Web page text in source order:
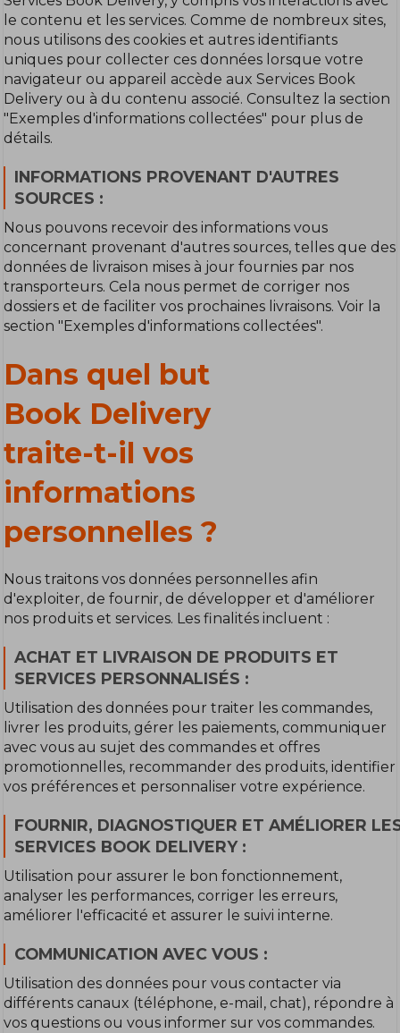
le contenu et les services. Comme de nombreux sites,
nous utilisons des cookies et autres identifiants
uniques pour collecter ces données lorsque votre
navigateur ou appareil accède aux Services Book
Delivery ou à du contenu associé. Consultez la section
"Exemples d'informations collectées" pour plus de
détails.
INFORMATIONS PROVENANT D'AUTRES
SOURCES :
Nous pouvons recevoir des informations vous
concernant provenant d'autres sources, telles que des
données de livraison mises à jour fournies par nos
transporteurs. Cela nous permet de corriger nos
dossiers et de faciliter vos prochaines livraisons. Voir la
section "Exemples d'informations collectées".
Dans quel but
Book Delivery
traite-t-il vos
informations
personnelles ?
Nous traitons vos données personnelles afin
d'exploiter, de fournir, de développer et d'améliorer
nos produits et services. Les finalités incluent :
ACHAT ET LIVRAISON DE PRODUITS ET
SERVICES PERSONNALISÉS :
Utilisation des données pour traiter les commandes,
livrer les produits, gérer les paiements, communiquer
avec vous au sujet des commandes et offres
promotionnelles, recommander des produits, identifier
vos préférences et personnaliser votre expérience.
FOURNIR, DIAGNOSTIQUER ET AMÉLIORER
SERVICES BOOK DELIVERY :
Utilisation pour assurer le bon fonctionnement,
analyser les performances, corriger les erreurs,
améliorer l'efficacité et assurer le suivi interne.
COMMUNICATION AVEC VOUS :
Utilisation des données pour vous contacter via
différents canaux (téléphone, e-mail, chat), répondre à
vos questions ou vous informer sur vos commandes.